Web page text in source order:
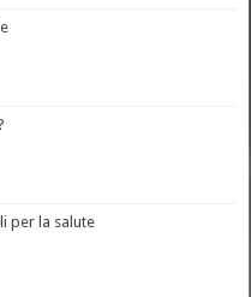
per la salute